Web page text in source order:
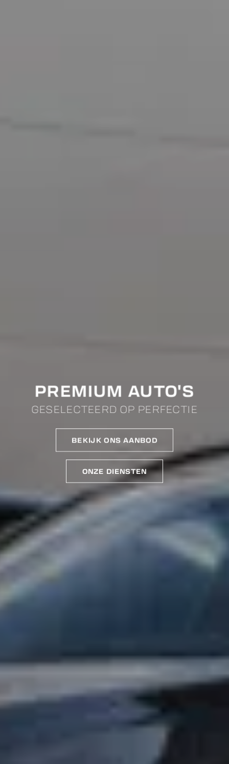
PREMIUM AUTO'S
GESELECTEERD OP PERFECTIE
BEKIJK ONS AANBOD
ONZE DIENSTEN